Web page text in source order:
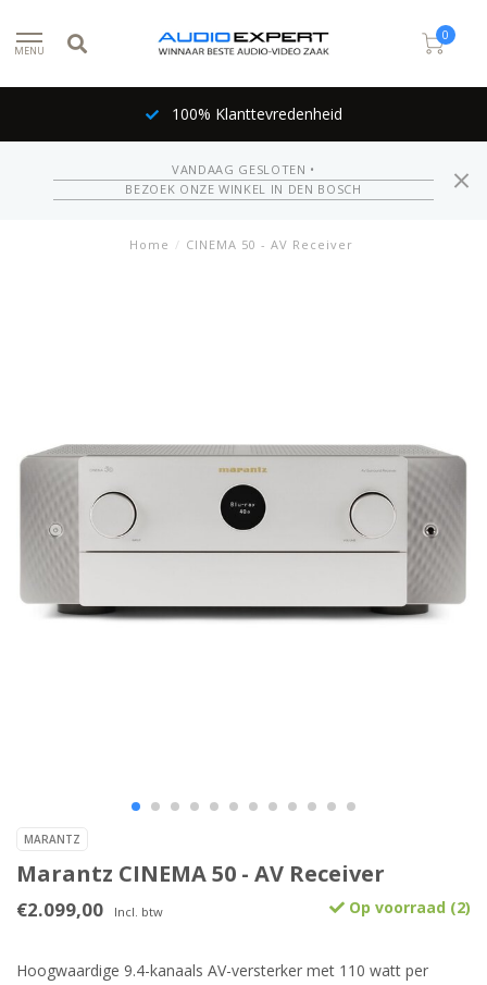
MENU
0
100% Klanttevredenheid
VANDAAG GESLOTEN •
BEZOEK ONZE WINKEL IN DEN BOSCH
Home / CINEMA 50 - AV Receiver
MARANTZ
Marantz CINEMA 50 - AV Receiver
€2.099,00 Incl. btw Op voorraad (2)
Hoogwaardige 9.4-kanaals AV-versterker met 110 watt per